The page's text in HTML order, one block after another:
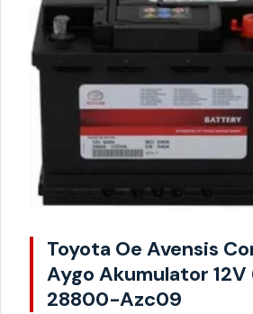
Toyota Oe Avensis
Aygo Akumulator
28800-Azc09